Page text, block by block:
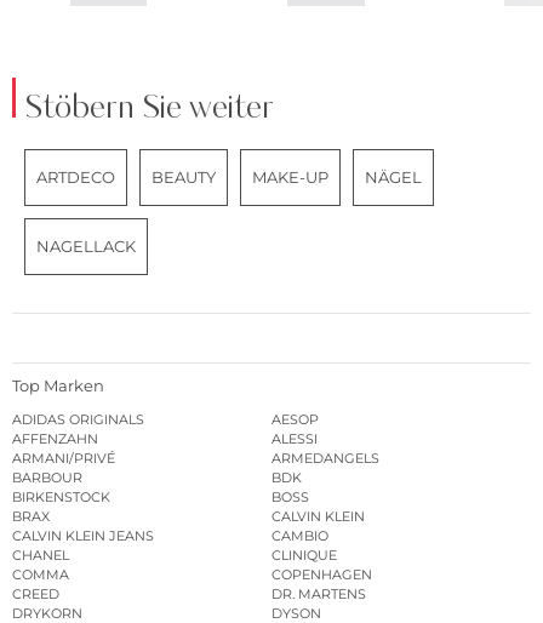
Stöbern Sie weiter
ARTDECO BEAUTY MAKE-UP NÄGEL
NAGELLACK
Top Marken
ADIDAS ORIGINALS
AESOP
AFFENZAHN
ALESSI
ARMANI/PRIVÉ
ARMEDANGELS
BARBOUR
BDK
BIRKENSTOCK
BOSS
BRAX
CALVIN KLEIN
CALVIN KLEIN JEANS
CAMBIO
CHANEL
CLINIQUE
COMMA
COPENHAGEN
CREED
DR. MARTENS
DRYKORN
DYSON